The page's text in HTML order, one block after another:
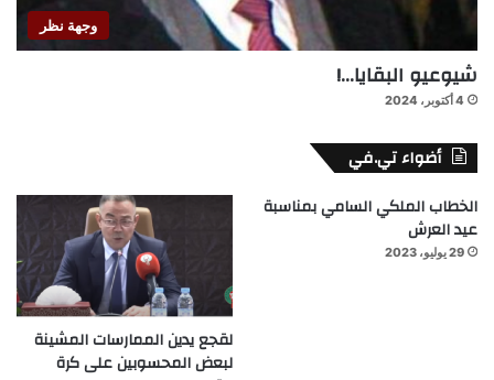
وجهة نظر
شيوعيو البقايا…!
4 أكتوبر، 2024
أضواء تي.في
الخطاب الملكي السامي بمناسبة
عيد العرش
29 يوليو، 2023
لقجع يدين الممارسات المشينة
لبعض المحسوبين على كرة